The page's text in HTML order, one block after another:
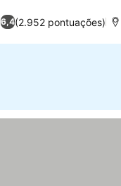
6,4(2.952 pontuações)